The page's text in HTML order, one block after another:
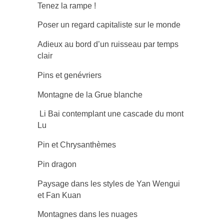
Tenez la rampe !
Poser un regard capitaliste sur le monde
Adieux au bord d’un ruisseau par temps
clair
Pins et genévriers
Montagne de la Grue blanche
Li Bai contemplant une cascade du mont
Lu
Pin et Chrysanthèmes
Pin dragon
Paysage dans les styles de Yan Wengui
et Fan Kuan
Montagnes dans les nuages